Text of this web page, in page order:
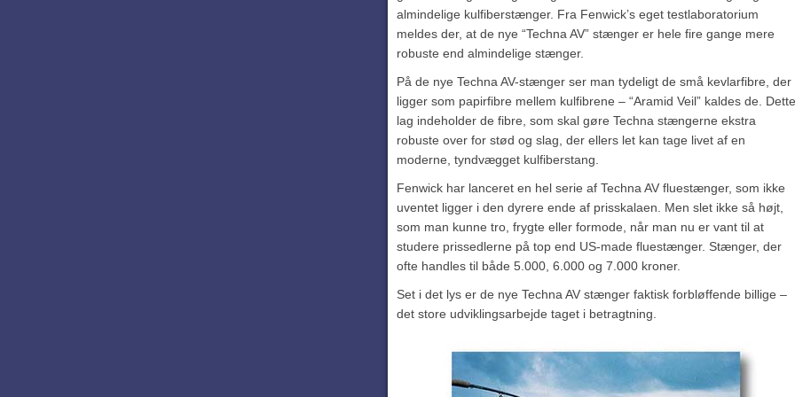
almindelige kulfiberstænger. Fra Fenwick’s eget testlaboratorium
meldes der, at de nye “Techna AV” stænger er hele fire gange mere
robuste end almindelige stænger.
På de nye Techna AV-stænger ser man tydeligt de små kevlarfibre, der
ligger som papirfibre mellem kulfibrene – “Aramid Veil” kaldes de. Dette
lag indeholder de fibre, som skal gøre Techna stængerne ekstra
robuste over for stød og slag, der ellers let kan tage livet af en
moderne, tyndvægget kulfiberstang.
Fenwick har lanceret en hel serie af Techna AV fluestænger, som ikke
uventet ligger i den dyrere ende af prisskalaen. Men slet ikke så højt,
som man kunne tro, frygte eller formode, når man nu er vant til at
studere prissedlerne på top end US-made fluestænger. Stænger, der
ofte handles til både 5.000, 6.000 og 7.000 kroner.
Set i det lys er de nye Techna AV stænger faktisk forbløffende billige –
det store udviklingsarbejde taget i betragtning.